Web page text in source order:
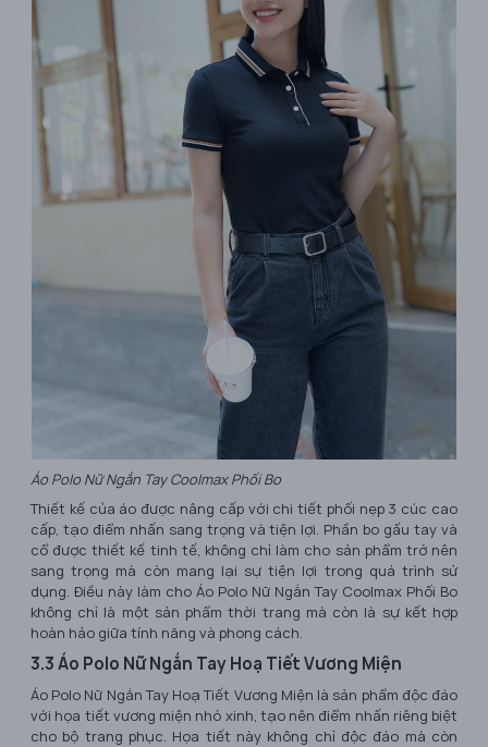
Áo Polo Nữ Ngắn Tay Coolmax Phối Bo
Thiết kế của áo được nâng cấp với chi tiết phối nẹp 3 cúc cao
cấp, tạo điểm nhấn sang trọng và tiện lợi. Phần bo gấu tay và
cổ được thiết kế tinh tế, không chỉ làm cho sản phẩm trở nên
sang trọng mà còn mang lại sự tiện lợi trong quá trình sử
dụng. Điều này làm cho Áo Polo Nữ Ngắn Tay Coolmax Phối Bo
không chỉ là một sản phẩm thời trang mà còn là sự kết hợp
hoàn hảo giữa tính năng và phong cách.
3.3 Áo Polo Nữ Ngắn Tay Hoạ Tiết Vương Miện
Áo Polo Nữ Ngắn Tay Hoạ Tiết Vương Miện là sản phẩm độc đáo
với họa tiết vương miện nhỏ xinh, tạo nên điểm nhấn riêng biệt
cho bộ trang phục. Họa tiết này không chỉ độc đáo mà còn